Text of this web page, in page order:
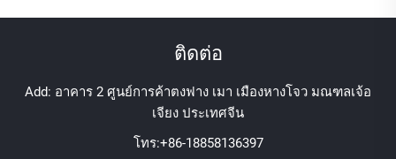
หรือลวดลายที่ซับซ้อน — และริบบอนสีเมทัลลิกให้การ
พิมพ์ที่คมชัดสมบูรณ์ มันสร้างรายละเอียดที่ชัดเจนและ
อ่านได้ง่าย ซึ่งจำเป็นอย่างยิ่งสำหรับฉลากเครื่องสำอาง
ติดต่อ
Add: อาคาร 2 ศูนย์การค้าตงฟาง เมา เมืองหางโจว มณฑลเจ้อ
เจียง ประเทศจีน
โทร:+86-18858136397